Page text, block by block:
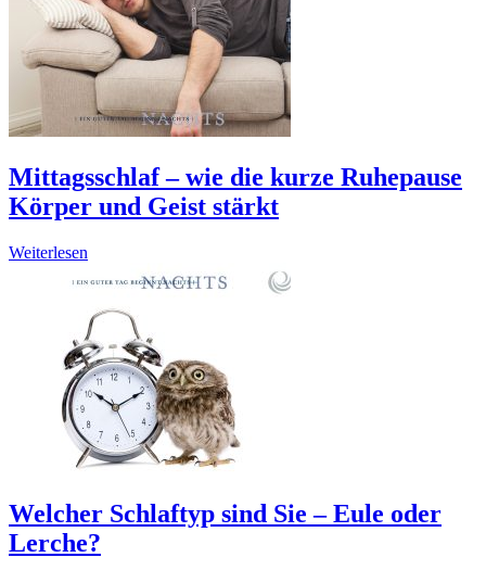
Mittagsschlaf – wie die kurze Ruhepause
Körper und Geist stärkt
Weiterlesen
Welcher Schlaftyp sind Sie – Eule oder
Lerche?